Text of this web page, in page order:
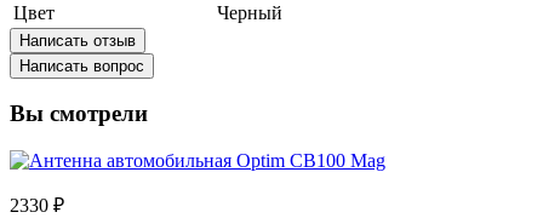
Цвет
Черный
Написать отзыв
Написать вопрос
Вы смотрели
2330 ₽